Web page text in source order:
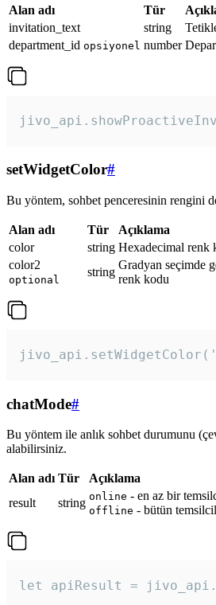
Alan adı Tür
invitation_text
string
department_id opsiyonel number
setWidgetColor#
Bu yöntem, sohbet penceresinin rengini
Alan adı Tür
Açıklama
color
string Hexadecimal renk
color2
optional
string
Gradyan seçimde
renk kodu
chatMode#
Bu yöntem ile anlık sohbet durumunu
alabilirsiniz.
Alan adı Tür
Açıklama
result
string online - en az bir
offline - bütün
let apiResult =